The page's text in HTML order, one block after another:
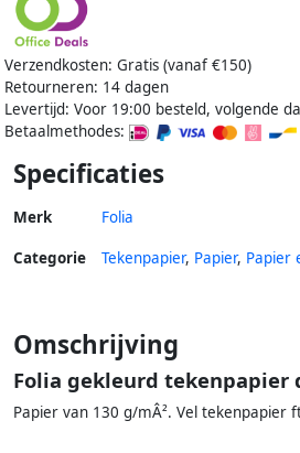
Verzendkosten: Gratis (vanaf €150)
Retourneren: 14 dagen
Levertijd: Voor 19:00 besteld, volgende
Betaalmethodes:
Specificaties
Merk Folia
Categorie Tekenpapier, Papier, Papier
Omschrijving
Folia gekleurd tekenpapier
Papier van 130 g/mÂ². Vel tekenpapier